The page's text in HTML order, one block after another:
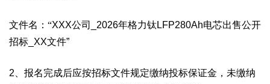
文件名：“XXX公司 _2026年格力钛LFP280Ah电芯出售公开
招标 _XX文件”
2 、报名完成后应按招标文件规定缴纳投标保证金，未缴纳